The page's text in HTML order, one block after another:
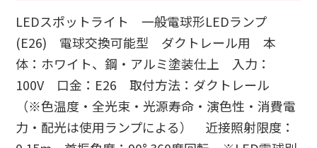
LEDスポットライト 一般電球形LEDランプ
(E26) 電球交換可能型 ダクトレール用 本
体：ホワイト、鋼・アルミ塗装仕上 入力：
100V 口金：E26 取付方法：ダクトレール
（※色温度・全光束・光源寿命・演色性・消費電
力・配光は使用ランプによる） 近接照射限度：